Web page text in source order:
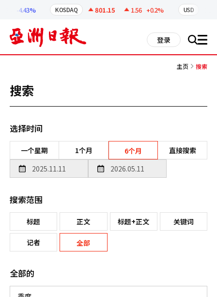
-4.43% KOSDAQ 801.15 1.56 +0.2% USD
登录 搜 all
主页 搜索
搜索
选择时间
一个星期 1个月 6个月 直接搜索
搜索范围
标题 正文 标题+正文 关键词
记者 全部
全部的